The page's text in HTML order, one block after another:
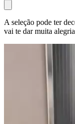
A seleção pode ter
vai te dar muita